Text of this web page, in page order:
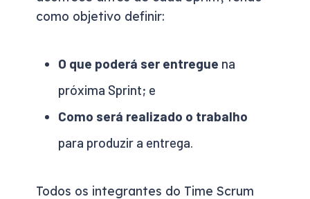
como objetivo definir:
O que poderá ser entregue na
próxima Sprint; e
Como será realizado o trabalho
para produzir a entrega.
Todos os integrantes do Time Scrum